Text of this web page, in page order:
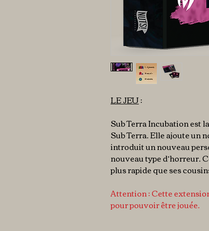
LE JEU:
Sub Terra Incubation est
Sub Terra. Elle ajoute un
introduit un nouveau
nouveau type d’horreur.
plus rapide que ses
Attention : Cette
pour pouvoir être jouée.